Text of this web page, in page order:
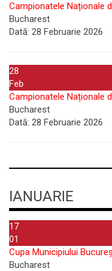
Campionatele Naționale
Bucharest
Dată: 28 Februarie 2026
28
Feb
Campionatele Naționale
Bucharest
Dată: 28 Februarie 2026
IANUARIE
17
01
Cupa Municipiului
Bucharest